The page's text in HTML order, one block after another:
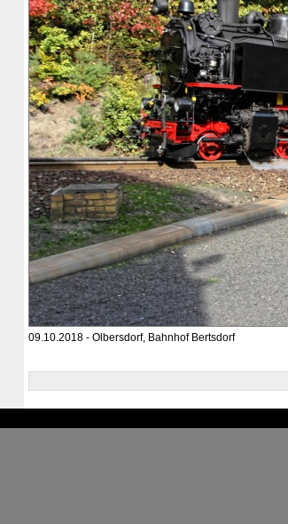
09.10.2018 - Olbersdorf, Bahnhof Bertsdorf